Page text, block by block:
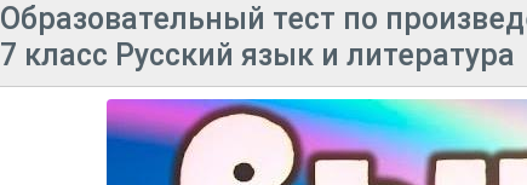
Образовательный тест по
7 класс Русский язык и литература